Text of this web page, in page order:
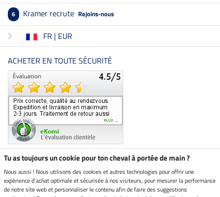
6 Kramer recrute Rejoins-nous
FR | EUR
ACHETER EN TOUTE SÉCURITÉ
Boutique climatiquement
neutre
Tu as toujours un cookie pour ton cheval à portée de main ?
Nous aussi ! Nous utilisons des cookies et autres technologies pour offrir une
expérience d'achat optimale et sécurisée à nos visiteurs, pour mesurer la performance
de notre site web et personnaliser le contenu afin de faire des suggestions